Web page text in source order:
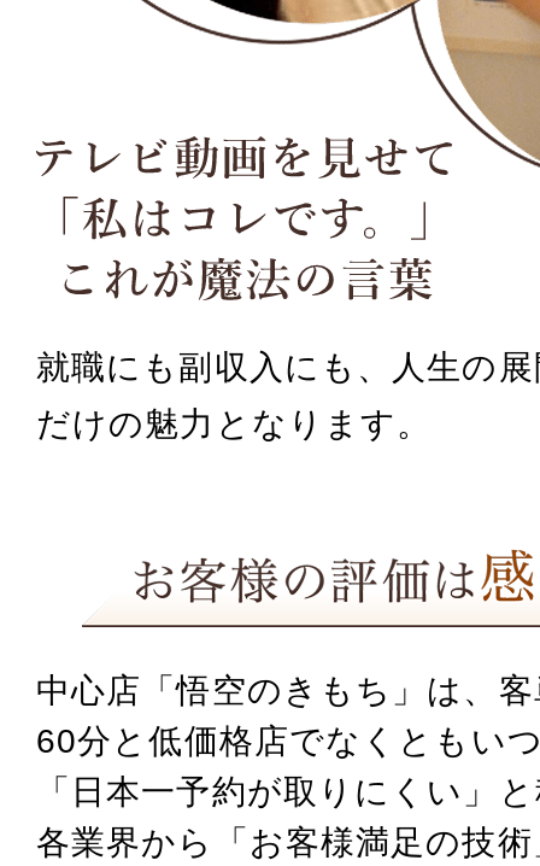
就職にも副収入にも、人生の
だけの魅力となります。
中心店「悟空のきもち」は、
60分と低価格店でなくとも い
「日本一予約が取りにくい」
各業界から「お客様満足の技